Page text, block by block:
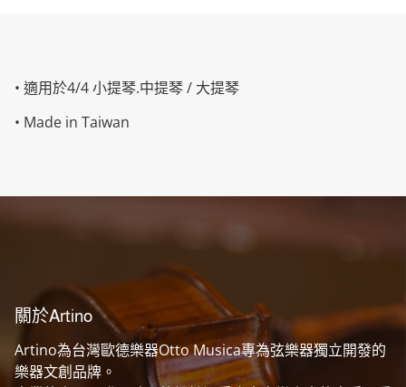
• 適用於4/4 小提琴.中提琴 / 大提琴
• Made in Taiwan
關於Artino
Artino為台灣歐德樂器Otto Musica專為弦樂器獨立開發的
樂器文創品牌。